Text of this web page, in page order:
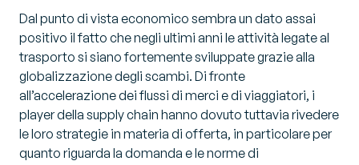
Dal punto di vista economico sembra un dato assai
positivo il fatto che negli ultimi anni le attività legate al
trasporto si siano fortemente sviluppate grazie alla
globalizzazione degli scambi. Di fronte
all’accelerazione dei flussi di merci e di viaggiatori, i
player della supply chain hanno dovuto tuttavia rivedere
le loro strategie in materia di offerta, in particolare per
quanto riguarda la domanda e le norme di